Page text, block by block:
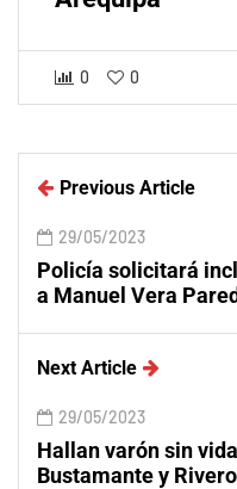
0 0
Previous Article
29/05/2023
Policía solicitará
a Manuel Vera
Next Article
29/05/2023
Hallan varón sin
Bustamante y Rivero